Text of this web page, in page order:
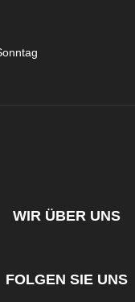
WIR ÜBER UNS
FOLGEN SIE UNS